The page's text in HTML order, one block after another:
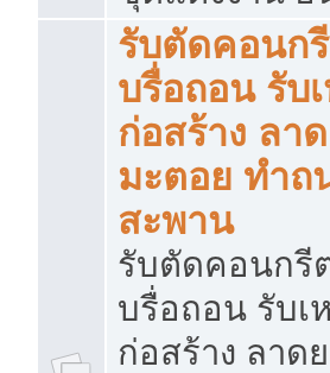
รับตัดคอนก
บรื่อถอน รับ
ก่อสร้าง ลา
มะตอย ทำถ
สะพาน
รับตัดคอนกรี
บรื่อถอน รับเ
ก่อสร้าง ลาด